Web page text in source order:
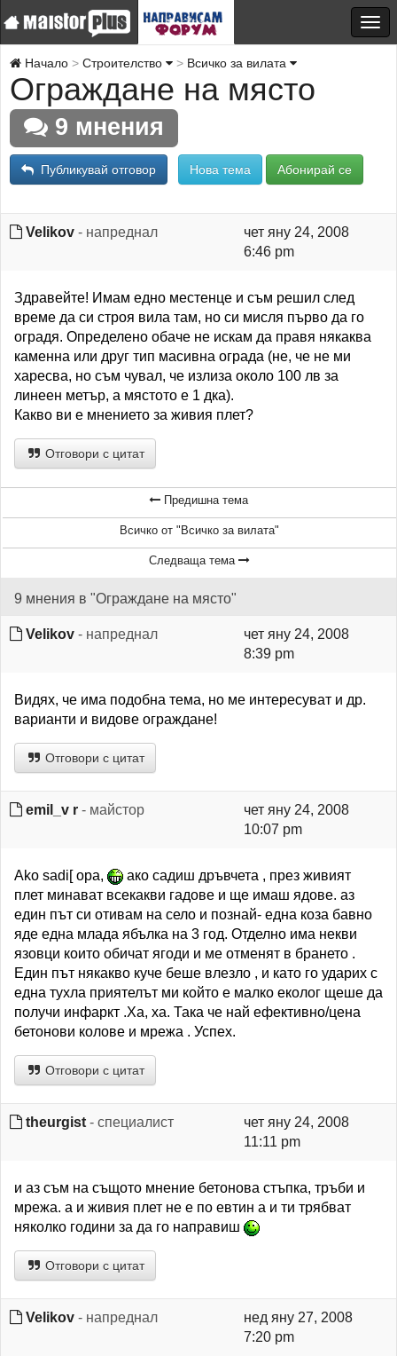
Начало Строителство Всичко за вилата
Ограждане на място
9 мнения
Публикувай отговор Нова тема Абонирай се
Velikov - напреднал
чет яну 24, 2008
6:46 pm
Здравейте! Имам едно местенце и съм решил след
време да си строя вила там, но си мисля първо да го
оградя. Определено обаче не искам да правя някаква
каменна или друг тип масивна ограда (не, че не ми
харесва, но съм чувал, че излиза около 100 лв за
линеен метър, а мястото е 1 дка).
Какво ви е мнението за живия плет?
Отговори с цитат
Предишна тема
Всичко от "Всичко за вилата"
Следваща тема
9 мнения в "Ограждане на място"
Velikov - напреднал
чет яну 24, 2008
8:39 pm
Видях, че има подобна тема, но ме интересуват и др.
варианти и видове ограждане!
Отговори с цитат
emil_v r - майстор
чет яну 24, 2008
10:07 pm
Ako sadi[ opa,
ако садиш дръвчета , през живият
плет минават всекакви гадове и ще имаш ядове. аз
един път си отивам на село и познай- една коза бавно
яде една млада ябълка на 3 год. Отделно има некви
язовци които обичат ягоди и ме отменят в брането .
Един път някакво куче беше влезло , и като го ударих с
една тухла приятелът ми който е малко еколог щеше да
получи инфаркт .Ха, ха. Така че най ефективно/цена
бетонови колове и мрежа . Успех.
Отговори с цитат
theurgist - специалист
чет яну 24, 2008
11:11 pm
и аз съм на същото мнение бетонова стъпка, тръби и
мрежа. а и живия плет не е по евтин а и ти трябват
няколко години за да го направиш
Отговори с цитат
Velikov - напреднал
нед яну 27, 2008
7:20 pm